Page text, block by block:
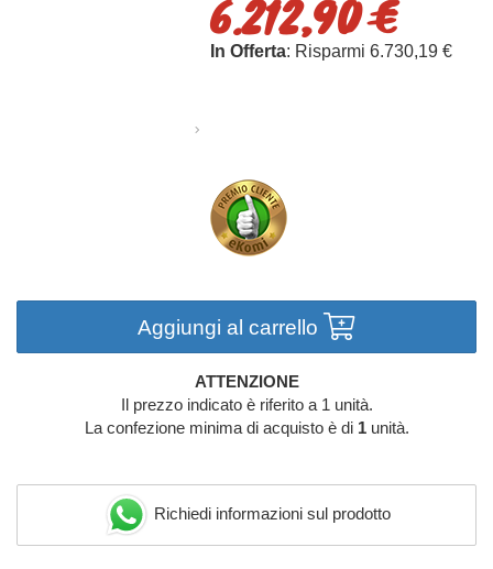
6.212,90 €
In Offerta: Risparmi 6.730,19 €
Aggiungi al carrello
ATTENZIONE
Il prezzo indicato è riferito a 1 unità.
La confezione minima di acquisto è di 1unità.
Richiedi informazioni sul prodotto